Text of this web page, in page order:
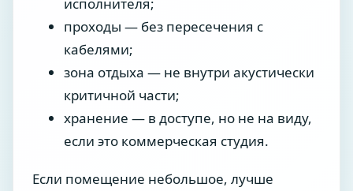
проходы — без пересечения с
кабелями;
зона отдыха — не внутри акустически
критичной части;
хранение — в доступе, но не на виду,
если это коммерческая студия.
Если помещение небольшое, лучше